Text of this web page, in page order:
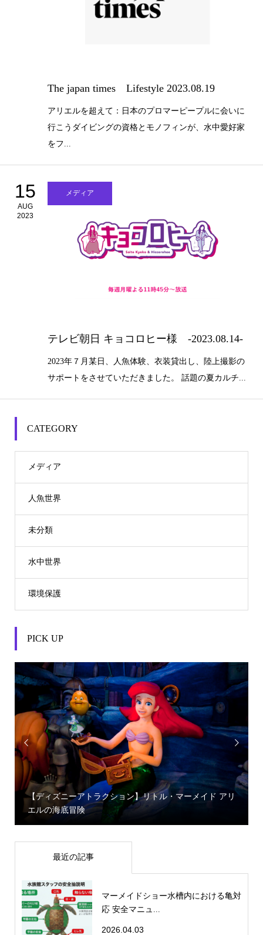
The japan times Lifestyle 2023.08.19
アリエルを超えて：日本のプロマーピープルに会いに
行こうダイビングの資格とモノフィンが、水中愛好家
をフ...
15
AUG
2023
メディア
テレビ朝日 キョコロヒー様 -2023.08.14-
2023年７月某日、人魚体験、衣装貸出し、陸上撮影の
サポートをさせていただきました。 話題の夏カルチ...
CATEGORY
メディア
人魚世界
未分類
水中世界
環境保護
PICK UP

【ディズニーアトラクション】リトル・マーメイド アリ
エルの海底冒険

最近の記事
マーメイドショー水槽内における亀対
応 安全マニュ...
2026.04.03